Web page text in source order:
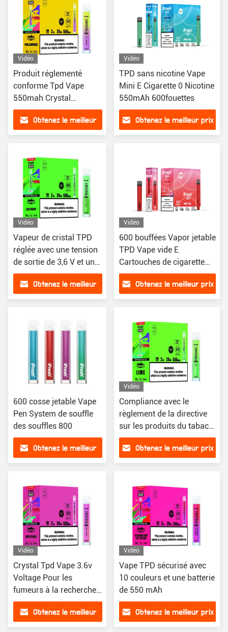
Vidéo
Produit réglementé
conforme Tpd Vape
550mah Crystal
Tobacco
Obtenez le meilleur
Vidéo
TPD sans nicotine Vape
Mini E Cigarette 0 Nicotine
550mAh 600fouettes
Obtenez le meilleur prix
Vidéo
Vapeur de cristal TPD
réglée avec une tension
de sortie de 3,6 V et une
capacité de batterie de
550 mAhObtenez le meilleur
Vidéo
600 bouffées Vapor jetable
TPD Vape vide E
Cartouches de cigarette
Vape à la pâte de pêche
Obtenez le meilleur prix
600 cosse jetable Vape
Pen System de souffle
des souffles 800
Obtenez le meilleur
Vidéo
Compliance avec le
règlement de la directive
sur les produits du tabac à
vapeur
Obtenez le meilleur prix
Vidéo
Crystal Tpd Vape 3.6v
Voltage Pour les
fumeurs à la recherche
d'une alternative plus
saine
Obtenez le meilleur
Vidéo
Vape TPD sécurisé avec
10 couleurs et une batterie
de 550 mAh
Obtenez le meilleur prix